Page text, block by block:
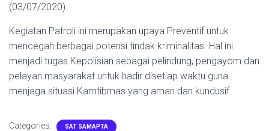
(03/07/2020).
Kegiatan Patroli ini merupakan upaya Preventif untuk
mencegah berbagai potensi tindak kriminalitas. Hal ini
menjadi tugas Kepolisian sebagai pelindung, pengayom dan
pelayan masyarakat untuk hadir disetiap waktu guna
menjaga situasi Kamtibmas yang aman dan kundusif.
Categories: SAT SAMAPTA